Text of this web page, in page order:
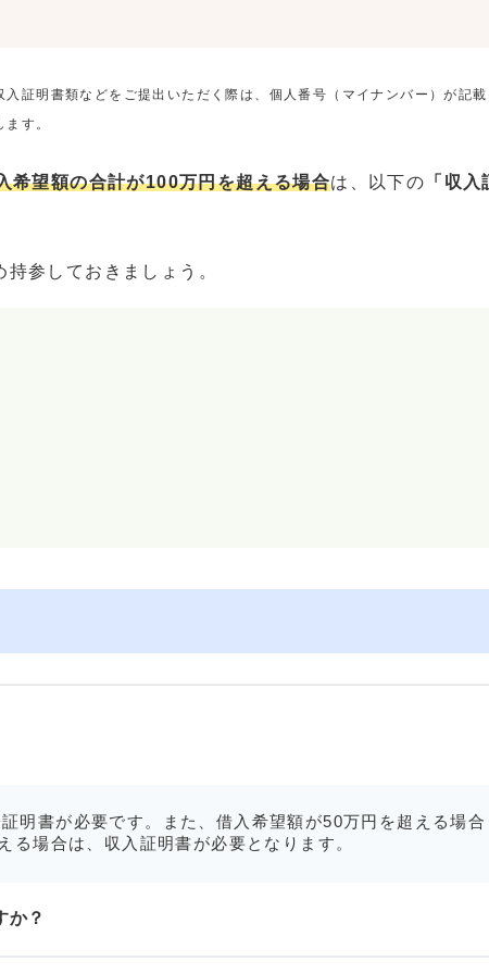
証明書類などをご提出いただく際は、個人番号（マイナンバー）が記
す。
希望額の合計が100万円を超える場合は、以下の 「収
参しておきましょう。
明書が必要です。また、借入希望額が50万円を超える場合
場合は、収入証明書が必要となります。
か？